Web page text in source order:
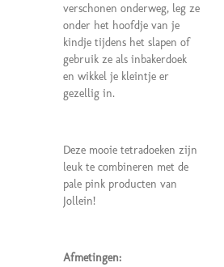
verschonen onderweg, leg ze
onder het hoofdje van je
kindje tijdens het slapen of
gebruik ze als inbakerdoek
en wikkel je kleintje er
gezellig in.
Deze mooie tetradoeken zijn
leuk te combineren met de
pale pink producten van
Jollein!
Afmetingen: